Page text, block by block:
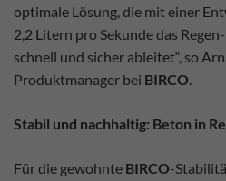
optimale Lösung, die mit einer
2,2 Litern pro Sekunde das
schnell und sicher ableitet“, so
Produktmanager bei BIRCO.
Stabil und nachhaltig: Beton in
Für die gewohnte BIRCO-